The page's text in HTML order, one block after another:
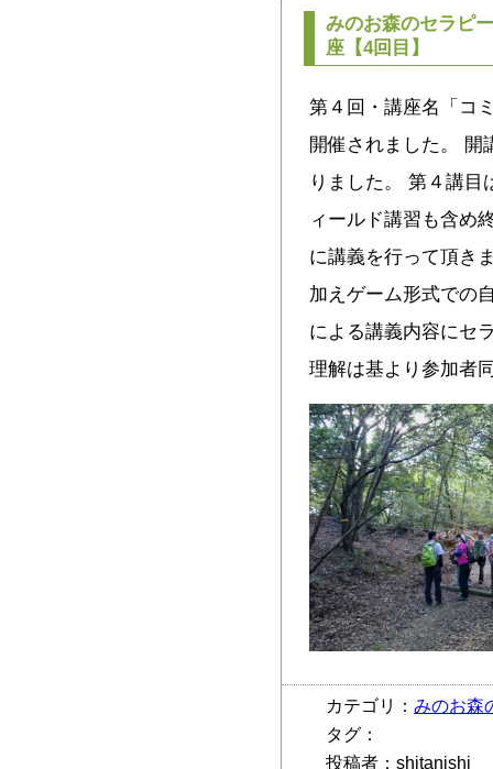
みのお森のセラピ
座【4回目】
第４回・講座名「コ
開催されました。 開
りました。 第４講目
ィールド講習も含め
に講義を行って頂き
加えゲーム形式での
による講義内容にセ
理解は基より参加者
カテゴリ： みのお森
タグ：
投稿者：shitanishi